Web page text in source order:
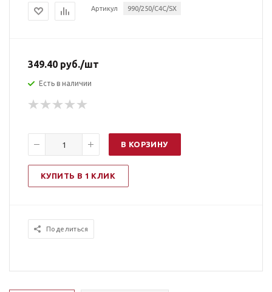
Артикул 990/250/C4C/SX
349.40 руб./шт
Есть в наличии
В КОРЗИНУ
КУПИТЬ В 1 КЛИК
Поделиться